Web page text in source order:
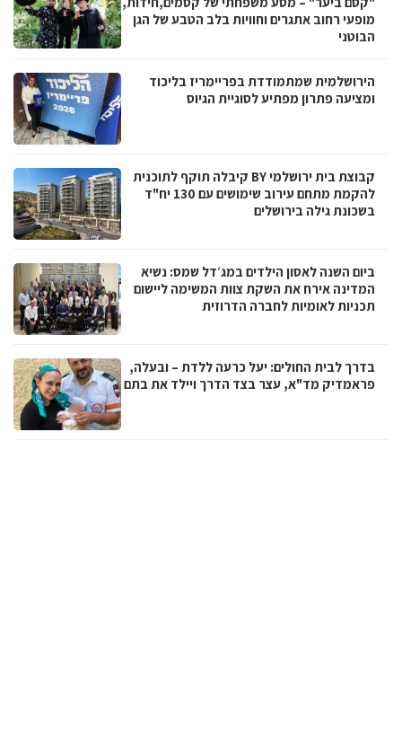
מופעי רחוב אתגרים וחוויות בלב הטבע של הגן
הבוטני
הירושלמית שמתמודדת בפריימריז בליכוד
ומציעה פתרון מפתיע לסוגיית הגיוס
קבוצת בית ירושלמי BY קיבלה תוקף לתוכנית
להקמת מתחם עירוב שימושים עם 130 יח"ד
בשכונת גילה בירושלים
ביום השנה לאסון הילדים במג׳דל שמס: נשיא
המדינה אירח את השקת צוות המשימה ליישום
תכניות לאומיות לחברה הדרוזית
בדרך לבית החולים: יעל כרעה ללדת – ובעלה,
פראמדיק מד"א, עצר בצד הדרך ויילד את בתם